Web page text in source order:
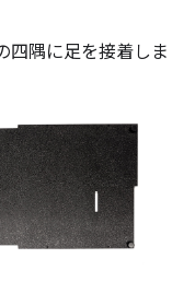
四隅に足を接着しま